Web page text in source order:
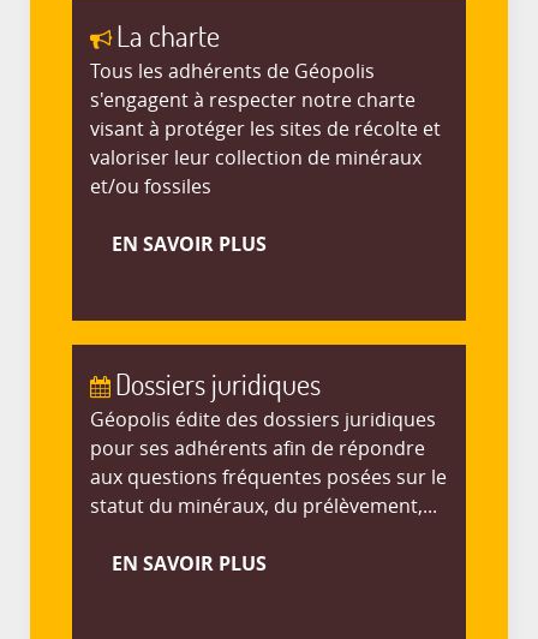
La charte
Tous les adhérents de Géopolis
s'engagent à respecter notre charte
visant à protéger les sites de récolte et
valoriser leur collection de minéraux
et/ou fossiles
EN SAVOIR PLUS
Dossiers juridiques
Géopolis édite des dossiers juridiques
pour ses adhérents afin de répondre
aux questions fréquentes posées sur le
statut du minéraux, du prélèvement,...
EN SAVOIR PLUS